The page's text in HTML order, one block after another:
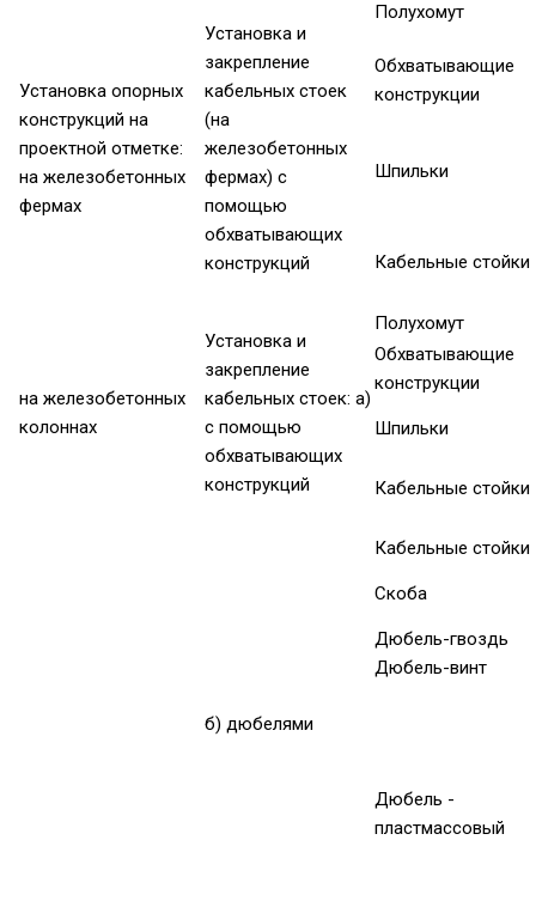
Установка опорных
конструкций на
проектной отметке:
на железобетонных
фермах
Установка и
закрепление
кабельных стоек
(на
железобетонных
фермах) с
помощью
обхватывающих
конструкций
Полухомут
Обхватывающие
конструкции
Шпильки
Кабельные стойки
на железобетонных
колоннах
Установка и
закрепление
кабельных стоек: а)
с помощью
обхватывающих
конструкций
Полухомут
Обхватывающие
конструкции
Шпильки
Кабельные стойки
б) дюбелями
Кабельные стойки
Скоба
Дюбель-гвоздь
Дюбель-винт
Дюбель -
пластмассовый